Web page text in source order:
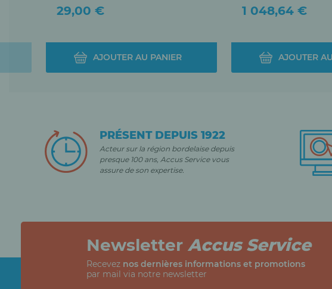
Prix
29,00 €
AJOUTER AU PANIER
Prix
1 048,64 €
AJOUTER
PRÉSENT DEPUIS 1922
Acteur sur la région bordelaise depuis
presque 100 ans, Accus Service vous
assure de son expertise.
Newsletter Accus Service
Recevez nos dernières informations et promotions
par mail via notre newsletter